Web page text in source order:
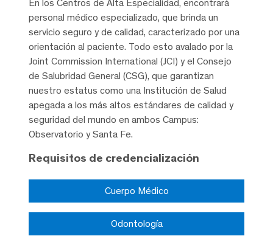
En los Centros de Alta Especialidad, encontrará
personal médico especializado, que brinda un
servicio seguro y de calidad, caracterizado por una
orientación al paciente. Todo esto avalado por la
Joint Commission International (JCI) y el Consejo
de Salubridad General (CSG), que garantizan
nuestro estatus como una Institución de Salud
apegada a los más altos estándares de calidad y
seguridad del mundo en ambos Campus:
Observatorio y Santa Fe.
Requisitos de credencialización
Cuerpo Médico
Odontología